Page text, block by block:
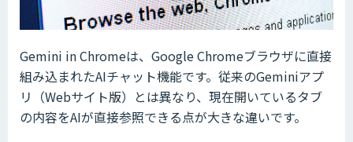
Gemini in Chromeは、Google Chromeブラウザに直接
組み込まれたAIチャット機能です。従来のGeminiアプ
リ（Webサイト版）とは異なり、現在開いているタブ
の内容をAIが直接参照できる点が大きな違いです。